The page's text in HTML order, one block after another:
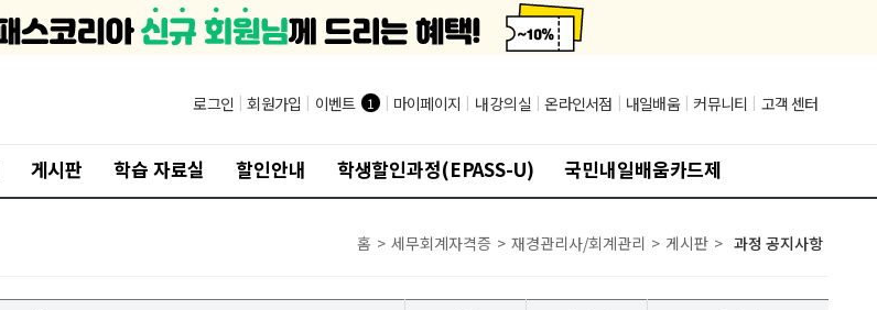
로그인 | 회원가입 | 이벤트 1 | 마이페이지 | 내 강의실 | 온라인서점 | 내일배움 | 커뮤니티 | 고객 센터
게시판 학습 자료실 할인안내 학생할인과정(EPASS-U) 국민내일배움카드제
홈 > 세무회계자격증 > 재경관리사/회계관리 > 게시판 > 과정 공지사항